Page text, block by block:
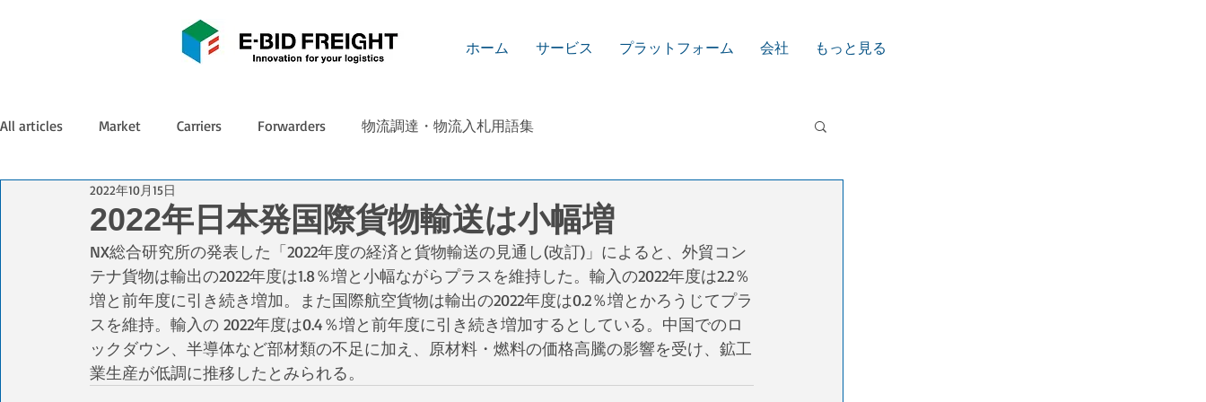
ホーム サービス プラットフォーム 会社 もっと見る
All articles Market Carriers Forwarders 物流調達・物流入札用語集
2022年日本発国際貨物輸送は小幅増
2022年10月15日
NX総合研究所の発表した「2022年度の経済と貨物輸送の見通し(改訂)」によると、外貿コン
テナ貨物は輸出の2022年度は1.8％増と小幅ながらプラスを維持した。輸入の2022年度は2.2％
増と前年度に引き続き増加。また国際航空貨物は輸出の2022年度は0.2％増とかろうじてプラ
スを維持。輸入の 2022年度は0.4％増と前年度に引き続き増加するとしている。中国でのロ
ックダウン、半導体など部材類の不足に加え、原材料・燃料の価格高騰の影響を受け、鉱工
業生産が低調に推移したとみられる。